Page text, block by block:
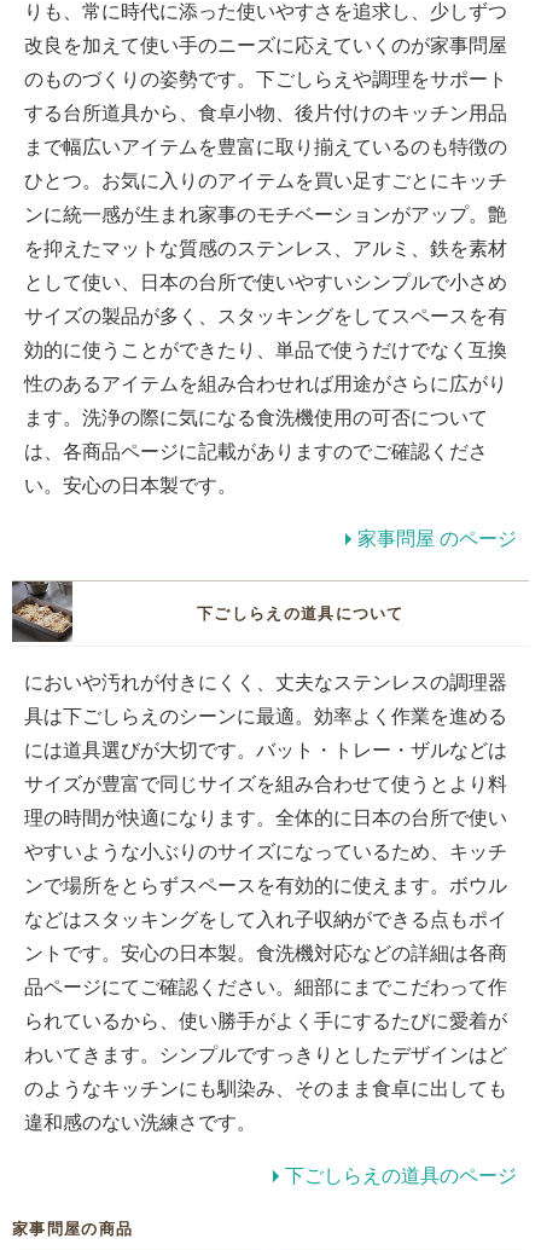
りも、常に時代に添った使いやすさを追求し、少しずつ
改良を加えて使い手のニーズに応えていくのが家事問屋
のものづくりの姿勢です。下ごしらえや調理をサポート
する台所道具から、食卓小物、後片付けのキッチン用品
まで幅広いアイテムを豊富に取り揃えているのも特徴の
ひとつ。お気に入りのアイテムを買い足すごとにキッチ
ンに統一感が生まれ家事のモチベーションがアップ。艶
を抑えたマットな質感のステンレス、アルミ、鉄を素材
として使い、日本の台所で使いやすいシンプルで小さめ
サイズの製品が多く、スタッキングをしてスペースを有
効的に使うことができたり、単品で使うだけでなく互換
性のあるアイテムを組み合わせれば用途がさらに広がり
ます。洗浄の際に気になる食洗機使用の可否について
は、各商品ページに記載がありますのでご確認くださ
い。安心の日本製です。
家事問屋 のページ
下ごしらえの道具について
においや汚れが付きにくく、丈夫なステンレスの調理器
具は下ごしらえのシーンに最適。効率よく作業を進める
には道具選びが大切です。バット・トレー・ザルなどは
サイズが豊富で同じサイズを組み合わせて使うとより料
理の時間が快適になります。全体的に日本の台所で使い
やすいような小ぶりのサイズになっているため、キッチ
ンで場所をとらずスペースを有効的に使えます。ボウル
などはスタッキングをして入れ子収納ができる点もポイ
ントです。安心の日本製。食洗機対応などの詳細は各商
品ページにてご確認ください。細部にまでこだわって作
られているから、使い勝手がよく手にするたびに愛着が
わいてきます。シンプルですっきりとしたデザインはど
のようなキッチンにも馴染み、そのまま食卓に出しても
違和感のない洗練さです。
下ごしらえの道具のページ
家事問屋の商品